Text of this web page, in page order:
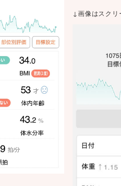
↓画像はスクリ